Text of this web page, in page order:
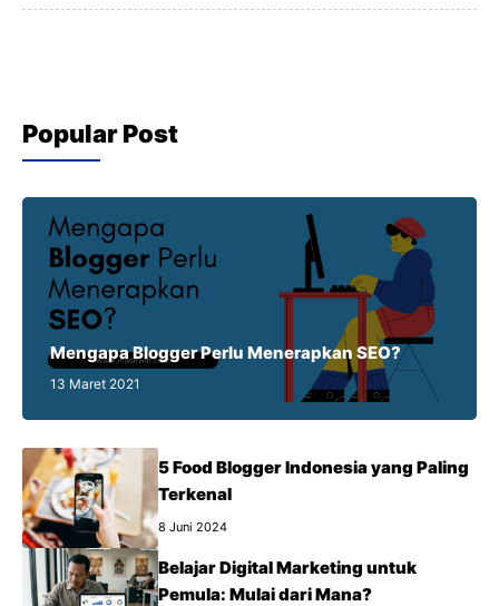
perawatan kulit dan kelamin Anda. 1. Layanan Medis
Spesialis Lengkap Klinik Utama Pandawa menawarkan
Popular Post
Mengapa Blogger Perlu Menerapkan SEO?
13 Maret 2021
5 Food Blogger Indonesia yang Paling
Terkenal
8 Juni 2024
Belajar Digital Marketing untuk
Pemula: Mulai dari Mana?